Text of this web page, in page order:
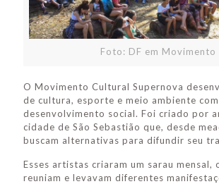
Foto: DF em Movimento
O Movimento Cultural Supernova
de cultura, esporte e meio ambiente
desenvolvimento social. Foi criado por
cidade de São Sebastião que, desde
buscam alternativas para difundir seu
Esses artistas criaram um sarau mensal,
reuniam e levavam diferentes